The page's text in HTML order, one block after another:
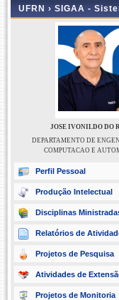
UFRN › SIGAA -
JOSE IVONILDO DO
DEPARTAMENTO DE
COMPUTACAO E
Perfil Pessoal
Produção Intelectual
Disciplinas
Relatórios de
Projetos de Pesquisa
Atividades de
Projetos de Monitoria